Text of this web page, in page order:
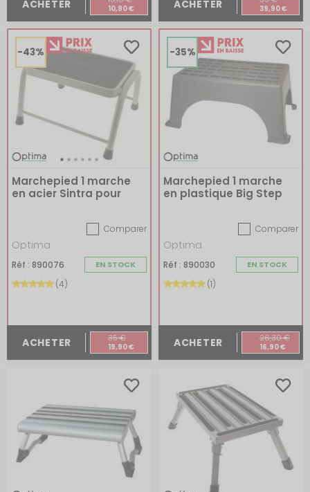
ACHETER 10,90 € ACHETER 39,90 €
-43%
Marchepied 1 marche
en acier Sintra pour
Comparer
Optima
Réf : 890076 EN STOCK
(4)
ACHETER 35 €
19,90 €
-35%
Marchepied 1 marche
en plastique Big Step
Comparer
Optima
Réf : 890030 EN STOCK
(1)
ACHETER 26,30 €
16,90 €